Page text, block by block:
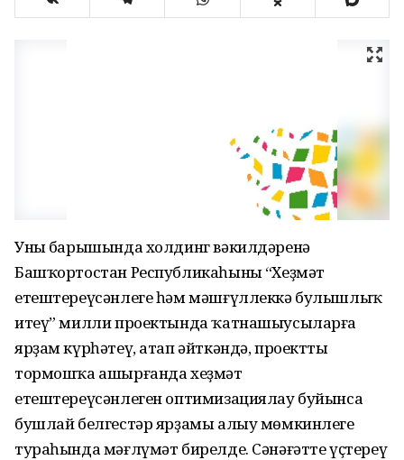
Уның барышында холдинг вәкилдәренә
Башҡортостан Республикаһының “Хеҙмәт
етештереүсәнлеге һәм мәшғүллеккә булышлыҡ
итеү” милли проектында ҡатнашыусыларға
ярҙам күрһәтеү, атап әйткәндә, проектты
тормошҡа ашырғанда хеҙмәт
етештереүсәнлеген оптимизациялау буйынса
бушлай белгестәр ярҙамы алыу мөмкинлеге
тураһында мәғлүмәт бирелде. Сәнәғәтте үҫтереү